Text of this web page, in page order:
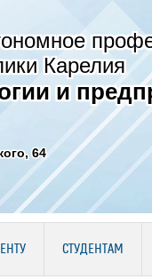
Карелия
и
64
СТУДЕНТАМ